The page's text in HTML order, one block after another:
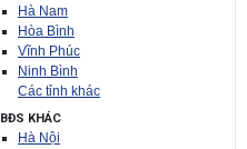
Hà Nam
Hòa Bình
Vĩnh Phúc
Ninh Bình
Các tỉnh khác
BĐS KHÁC
Hà Nội